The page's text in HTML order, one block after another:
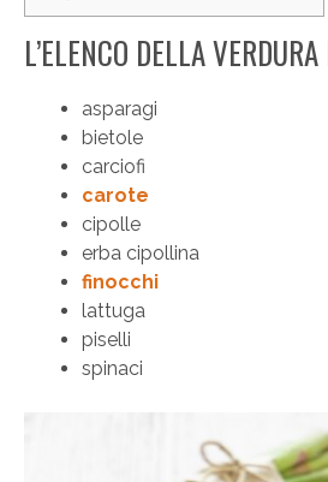
L’ELENCO DELLA
asparagi
bietole
carciofi
carote
cipolle
erba cipollina
finocchi
lattuga
piselli
spinaci